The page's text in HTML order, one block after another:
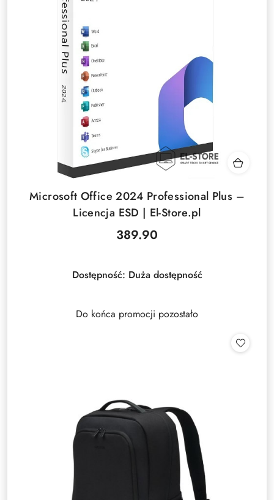
Microsoft Office 2024 Professional Plus –
Licencja ESD | El-Store.pl
Cena:
389.90
Dostępność: Duża dostępność
Do końca promocji pozostało